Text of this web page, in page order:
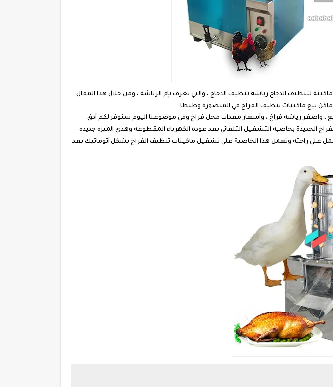
إلى أفضل ماكينة لتنظيف الدجاج رياشة تنظيف الدجاج ، والتي تعرف بإم الرياشة ، ومن خلال هذا المقال
بيع ماكينات تنظيف الفراخ في المنصورة وطنطا .
، واصغر رياشة فراخ ، وأسعار معدات محل فراخ وفي موضوعنا اليوم سنوفر لكم أدق
الجديدة بخاصية التشغيل التلقائي بعد عوده الكهرباء المقطوعه وهذي الميزه جديده
علي راحته وتعمل هذا الخاصية على تشغيل ماكينات تنظيف الفراخ بشكل أتوماتيك بعد